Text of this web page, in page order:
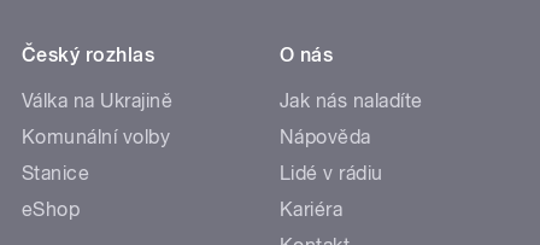
Český rozhlas
Válka na Ukrajině
Komunální volby
Stanice
eShop
O nás
Jak nás naladíte
Nápověda
Lidé v rádiu
Kariéra